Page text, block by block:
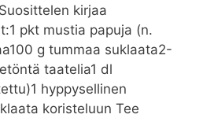
kirjaa
pkt mustia papuja (n.
g tummaa suklaata2-
taatelia1 dl
hyppysellinen
koristeluun Tee